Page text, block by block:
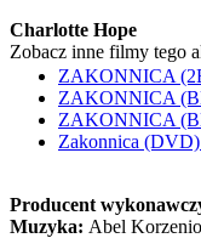
Charlotte Hope
Zobacz inne filmy tego
ZAKONNICA
ZAKONNICA
ZAKONNICA
Zakonnica (DVD)
Producent
Muzyka: Abel